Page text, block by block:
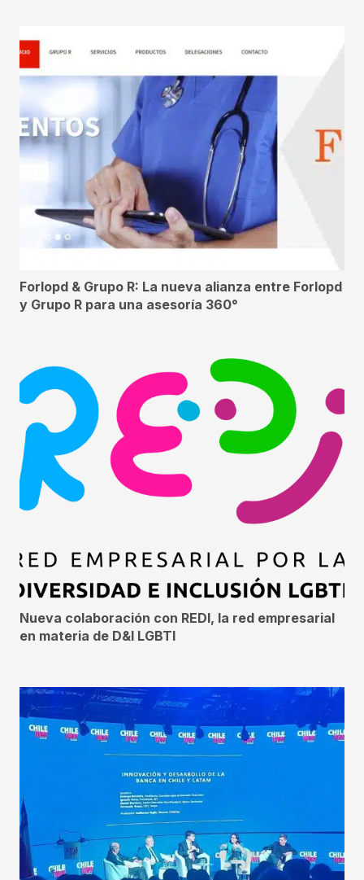
Forlopd & Grupo R: La nueva alianza entre Forlopd
y Grupo R para una asesoría 360°
Nueva colaboración con REDI, la red empresarial
en materia de D&I LGBTI